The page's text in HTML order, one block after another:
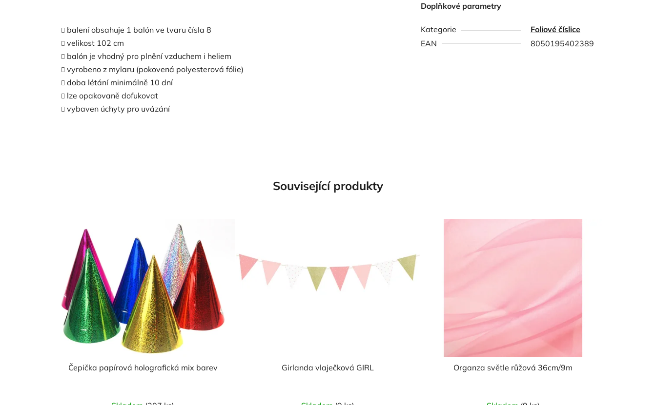
balení obsahuje 1 balón ve tvaru čísla 8
velikost 102 cm
balón je vhodný pro plnění vzduchem i heliem
vyrobeno z mylaru (pokovená polyesterová fólie)
doba létání minimálně 10 dní
lze opakovaně dofukovat
vybaven úchyty pro uvázání
Doplňkové parametry
Kategorie
Foliové číslice
EAN
8050195402389
Související produkty
Čepička papírová holografická mix barev Girlanda vlaječková GIRL Organza světle růžová 36cm/9m